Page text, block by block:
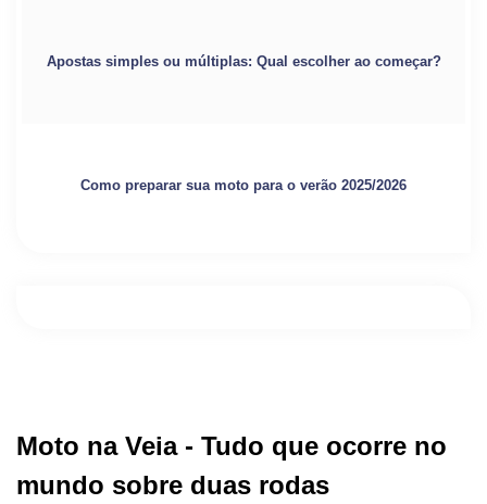
Apostas simples ou múltiplas: Qual escolher ao começar?
Como preparar sua moto para o verão 2025/2026
Moto na Veia - Tudo que ocorre no
mundo sobre duas rodas